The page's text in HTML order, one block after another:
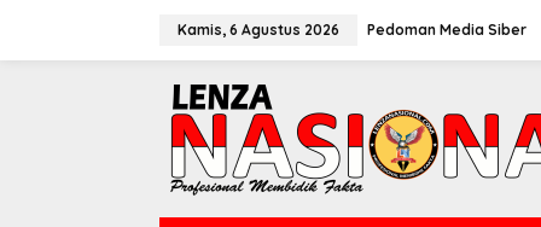
Kamis, 6 Agustus 2026 Pedoman Media Siber